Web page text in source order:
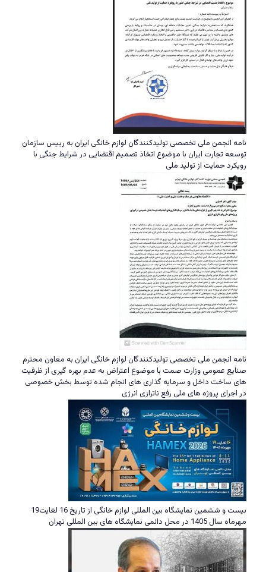
نامه انجمن ملی تخصصی تولیدکنندگان لوازم خانگی ایران به رییس سازمان
توسعه تجارت ایران با موضوع اتخاذ تصمیم اقتضایی در شرایط جنگی با
رویکرد حمایت از تولید ملی
نامه انجمن ملی تخصصی تولیدکنندگان لوازم خانگی ایران به معاون محترم
صنایع عمومی وزارت صمت با موضوع اعتراض به عدم بهره گیری از ظرفیت
های ساخت داخل و سرمایه گذاری های انجام شده توسط بخش خصوصی
در اجرای پروژه های ملی رفع ناترازی انرژی
بیست و ششمین نمایشگاه بین المللی لوازم خانگی از تاریخ 16 لغایت19
مهرماه سال 1405 در محل دائمی نمایشگاه های بین المللی تهران